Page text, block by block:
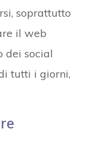
soprattutto
il web
dei social
tutti i giorni,